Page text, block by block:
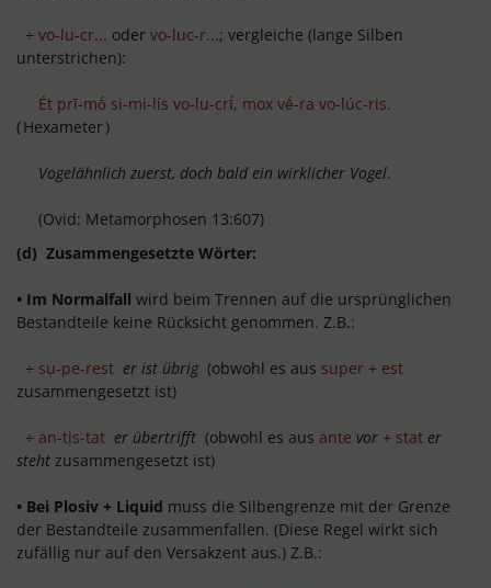
÷ vo-lu-cr... oder vo-luc-r...; vergleiche (lange Silben
unterstrichen):
Ét prī-mṓ si-mi-lís vo-lu-crī́, mox vḗ-ra vo-lúc-ris.
(Hexameter)
Vogelähnlich zuerst, doch bald ein wirklicher Vogel.
(Ovid: Metamorphosen 13:607)
(d) Zusammengesetzte Wörter:
• Im Normalfall wird beim Trennen auf die ursprünglichen
Bestandteile keine Rücksicht genommen. Z.B.:
÷ sụ-pe-rest er ist übrig(obwohl es aus super + est
zusammengesetzt ist)
÷ an-tịs-tat er übertrifft (obwohl es aus ante vor + stat er
steht zusammengesetzt ist)
• Bei Plosiv + Liquid muss die Silbengrenze mit der Grenze
der Bestandteile zusammenfallen. (Diese Regel wirkt sich
zufällig nur auf den Versakzent aus.) Z.B.: